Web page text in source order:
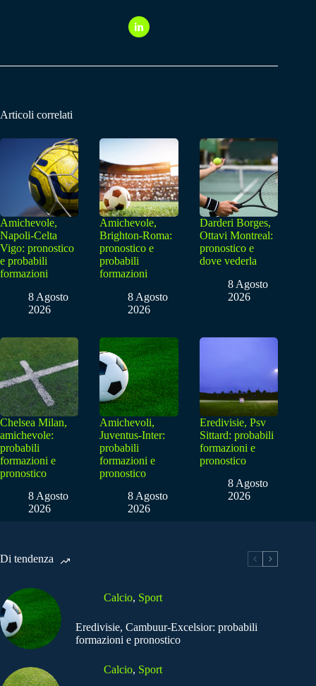
Articoli correlati
Amichevole,
Napoli-Celta
Vigo: pronostico
e probabili
formazioni
8 Agosto
2026
Amichevole,
Brighton-Roma:
pronostico e
probabili
formazioni
8 Agosto
2026
Darderi Borges,
Ottavi Montreal:
pronostico e
dove vederla
8 Agosto
2026
Chelsea Milan,
amichevole:
probabili
formazioni e
pronostico
8 Agosto
2026
Amichevoli,
Juventus-Inter:
probabili
formazioni e
pronostico
8 Agosto
2026
Eredivisie, Psv
Sittard: probabili
formazioni e
pronostico
8 Agosto
2026
Di tendenza
Calcio, Sport
Eredivisie, Cambuur-Excelsior: probabili
formazioni e pronostico
Calcio, Sport